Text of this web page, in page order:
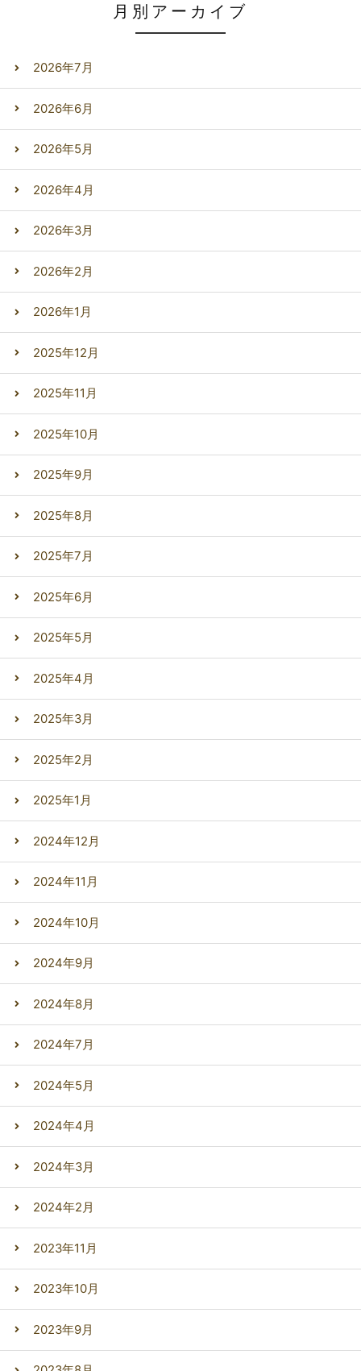
月別アーカイブ
2026年7月
2026年6月
2026年5月
2026年4月
2026年3月
2026年2月
2026年1月
2025年12月
2025年11月
2025年10月
2025年9月
2025年8月
2025年7月
2025年6月
2025年5月
2025年4月
2025年3月
2025年2月
2025年1月
2024年12月
2024年11月
2024年10月
2024年9月
2024年8月
2024年7月
2024年5月
2024年4月
2024年3月
2024年2月
2023年11月
2023年10月
2023年9月